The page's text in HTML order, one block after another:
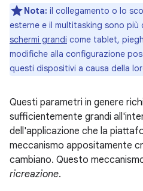
Nota: il collegamento o lo
esterne e il multitasking sono più
schermi grandi come tablet,
modifiche alla configurazione
questi dispositivi a causa della
Questi parametri in genere
sufficientemente grandi
dell'applicazione che la
meccanismo appositamente
cambiano. Questo
ricreazione.